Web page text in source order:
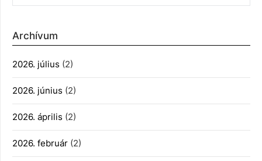
Archívum
2026. július (2)
2026. június (2)
2026. április (2)
2026. február (2)